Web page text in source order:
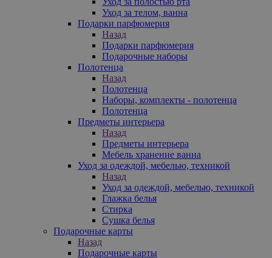
Уход за телом, ванна
Подарки парфюмерия
Назад
Подарки парфюмерия
Подарочные наборы
Полотенца
Назад
Полотенца
Наборы, комплекты - полотенца
Полотенца
Предметы интерьера
Назад
Предметы интерьера
Мебель хранение ванна
Уход за одеждой, мебелью, техникой
Назад
Уход за одеждой, мебелью, техникой
Глажка белья
Стирка
Сушка белья
Подарочные карты
Назад
Подарочные карты